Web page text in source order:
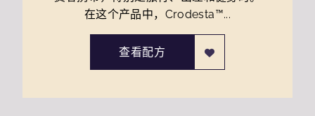
在这个产品中，Crodesta™...
查看配方